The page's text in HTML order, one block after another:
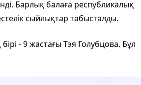
Барлық балаға республикалық
сыйлықтар табысталды.
- 9 жастағы Тэя Голубцова. Бұл